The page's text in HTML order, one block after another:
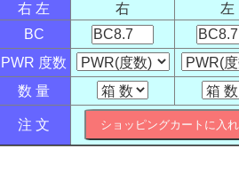
右 左
右
左
BC
PWR 度数
数 量
注 文